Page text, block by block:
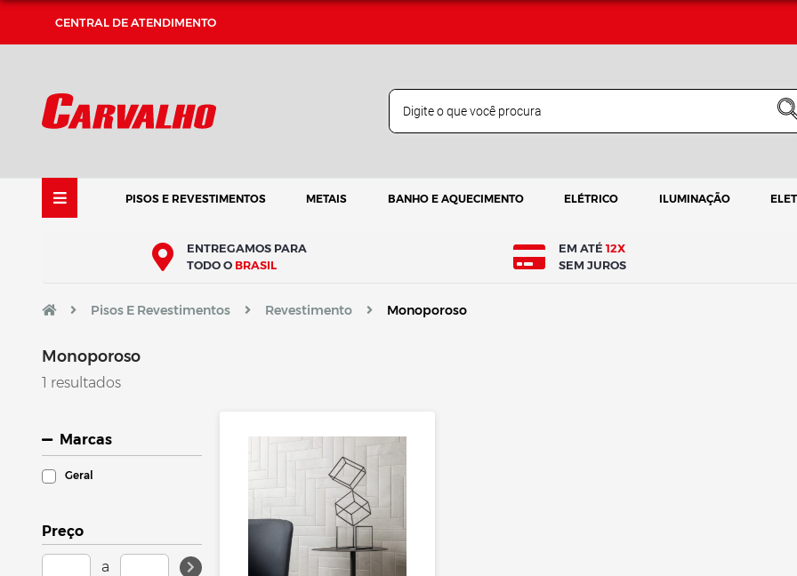
CENTRAL DE ATENDIMENTO
PISOS E REVESTIMENTOS METAIS BANHO E AQUECIMENTO ELÉTRICO ILUMINAÇÃO
ENTREGAMOS PARA
TODO O BRASIL
EM ATÉ12X
SEM JUROS
Pisos E Revestimentos Revestimento Monoporoso
Monoporoso
1 resultados
Marcas
Geral
Preço
a